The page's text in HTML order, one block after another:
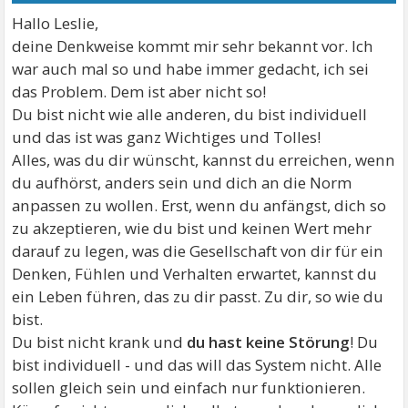
Hallo Leslie,
deine Denkweise kommt mir sehr bekannt vor. Ich
war auch mal so und habe immer gedacht, ich sei
das Problem. Dem ist aber nicht so!
Du bist nicht wie alle anderen, du bist individuell
und das ist was ganz Wichtiges und Tolles!
Alles, was du dir wünscht, kannst du erreichen, wenn
du aufhörst, anders sein und dich an die Norm
anpassen zu wollen. Erst, wenn du anfängst, dich so
zu akzeptieren, wie du bist und keinen Wert mehr
darauf zu legen, was die Gesellschaft von dir für ein
Denken, Fühlen und Verhalten erwartet, kannst du
ein Leben führen, das zu dir passt. Zu dir, so wie du
bist.
Du bist nicht krank und du hast keine Störung! Du
bist individuell - und das will das System nicht. Alle
sollen gleich sein und einfach nur funktionieren.